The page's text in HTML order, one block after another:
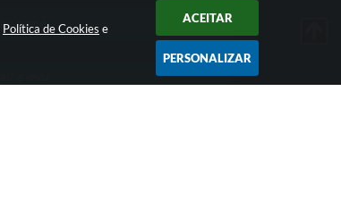
Política de Cookies e
ACEITAR
PERSONALIZAR